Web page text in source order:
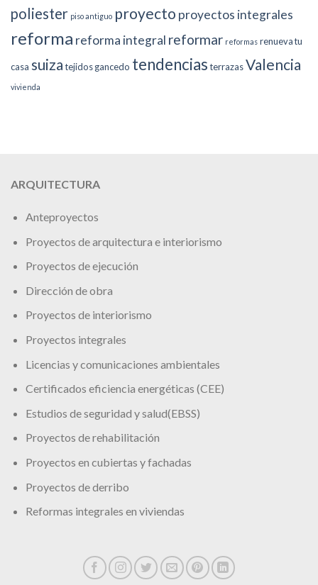
poliester piso antiguo proyecto proyectos integrales
reforma reforma integral reformar reformas renueva tu
casa suiza tejidos gancedo tendencias terrazasValencia
vivienda
ARQUITECTURA
Anteproyectos
Proyectos de arquitectura e interiorismo
Proyectos de ejecución
Dirección de obra
Proyectos de interiorismo
Proyectos integrales
Licencias y comunicaciones ambientales
Certificados eficiencia energéticas (CEE)
Estudios de seguridad y salud(EBSS)
Proyectos de rehabilitación
Proyectos en cubiertas y fachadas
Proyectos de derribo
Reformas integrales en viviendas